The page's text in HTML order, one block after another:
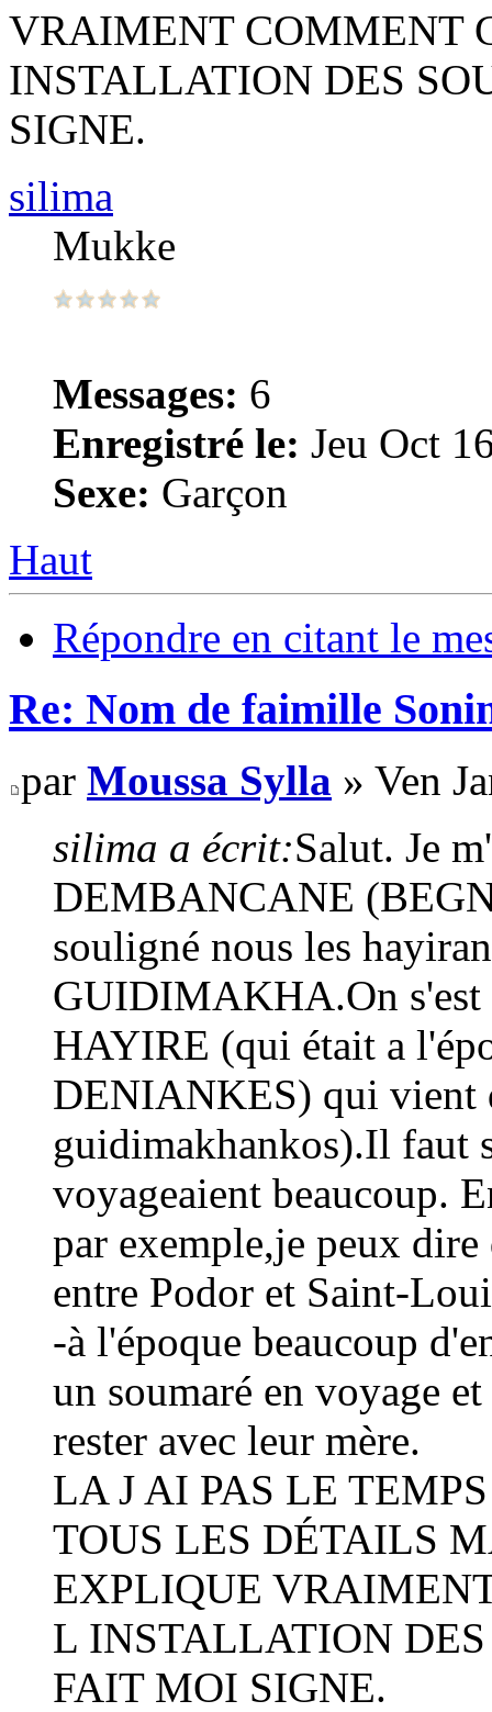
VRAIMENT COMMENT
INSTALLATION DES
SIGNE.
silima
Mukke
Messages: 6
Enregistré le: Jeu Oct
Sexe: Garçon
Haut
Répondre en citant le
Re: Nom de faimille
par Moussa Sylla » Ven
silima a écrit:Salut. Je
DEMBANCANE
souligné nous les
GUIDIMAKHA.On s'est
HAYIRE (qui était a
DENIANKES) qui vient
guidimakhankos).Il faut
voyageaient beaucoup.
par exemple,je peux
entre Podor et Saint-
-à l'époque beaucoup
un soumaré en voyage
rester avec leur mère.
LA J AI PAS LE
TOUS LES DÉTAILS
EXPLIQUE
L INSTALLATION
FAIT MOI SIGNE.